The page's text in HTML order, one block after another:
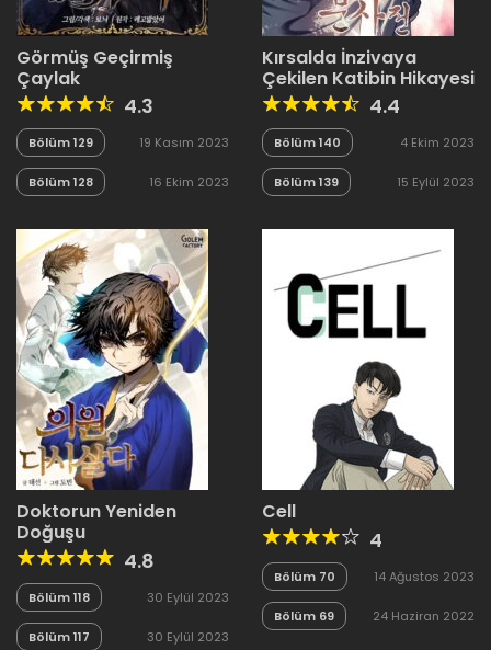
Görmüş Geçirmiş
Çaylak
4.3
Bölüm 129 19 Kasım 2023
Bölüm 128 16 Ekim 2023
Kırsalda İnzivaya
Çekilen Katibin Hikayesi
4.4
Bölüm 140 4 Ekim 2023
Bölüm 139 15 Eylül 2023
Doktorun Yeniden
Doğuşu
4.8
Bölüm 118 30 Eylül 2023
Bölüm 117 30 Eylül 2023
Cell
4
Bölüm 70 14 Ağustos 2023
Bölüm 69 24 Haziran 2022